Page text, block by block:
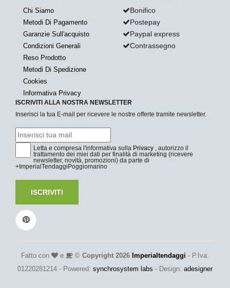
Chi Siamo
Metodi Di Pagamento
Garanzie Sull'acquisto
Condizioni Generali
Reso Prodotto
Metodi Di Spedizione
Cookies
Informativa Privacy
Bonifico
Postepay
Paypal express
Contrassegno
ISCRIVITI ALLA NOSTRA NEWSLETTER
Inserisci la tua E-mail per ricevere le nostre offerte tramite newsletter.
Letta e compresa l'informativa sulla Privacy , autorizzo il
trattamento dei miei dati per finalità di marketing (ricevere
newsletter, novità, promozioni) da parte di
+ImperialTendaggiPoggiomarino
ISCRIVITI
Fatto con e © Copyright 2026 Imperialtendaggi - P.Iva:
01220281214 - Powered: synchrosystem labs - Design: adesigner